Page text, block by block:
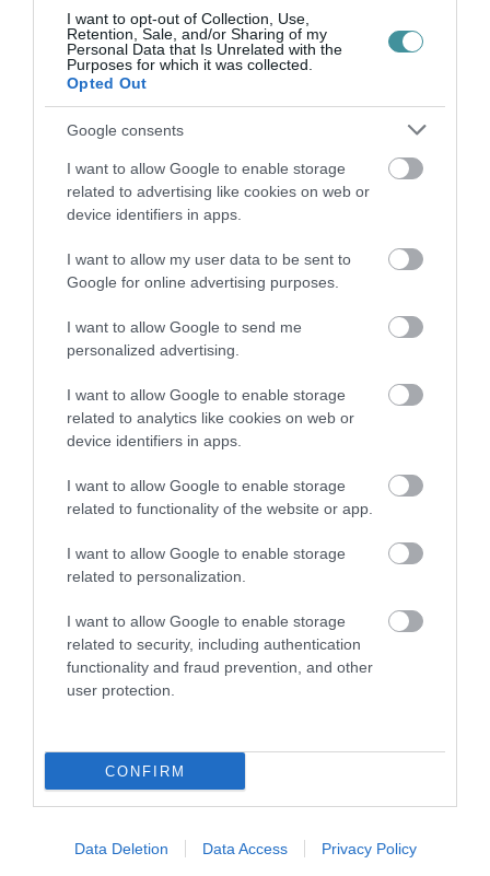
I want to opt-out of Collection, Use,
Retention, Sale, and/or Sharing of my
Personal Data that Is Unrelated with the
Purposes for which it was collected.
Opted Out
Google consents
I want to allow Google to enable storage
related to advertising like cookies on web or
device identifiers in apps.
I want to allow my user data to be sent to
Google for online advertising purposes.
I want to allow Google to send me
personalized advertising.
I want to allow Google to enable storage
related to analytics like cookies on web or
device identifiers in apps.
I want to allow Google to enable storage
related to functionality of the website or app.
I want to allow Google to enable storage
related to personalization.
I want to allow Google to enable storage
related to security, including authentication
functionality and fraud prevention, and other
user protection.
CONFIRM
Data Deletion Data Access Privacy Policy
VISSZA A FŐOLDALRA
ELOLTOTTÁK A TÜZET
DÉDESTAPOLCSÁNYNÁL, KILENCÓRÁS
KÜZDELE...
2026. augusztus 06
KATONAI HELIKOPTEREK SEGÍTIK AZ
2026. augusztus 05|Riasztó
VISSZATÉR EGER BELVÁROSÁNAK
LEGNAGYOBB BORÜNNEPE: AUGUSZT...
2026. augusztus 05|Programok
„A NER-FELESÉGEK GYEREKKEL
2026. augusztus 05